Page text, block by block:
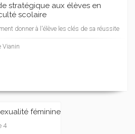
stratégique aux élèves en
scolaire
donner à l'élève les clés de sa réussite
Vianin
féminine
4